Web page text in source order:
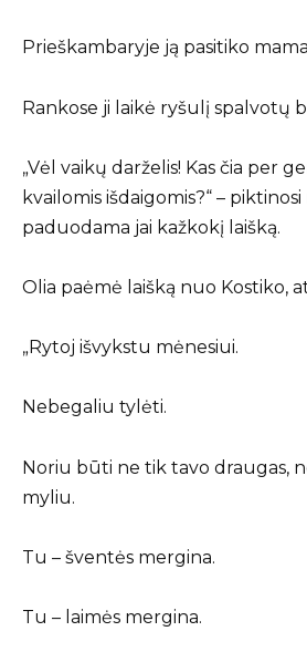
Prieškambaryje ją pasitiko
Rankose ji laikė ryšulį spalvotų
„Vėl vaikų darželis! Kas čia per
kvailomis išdaigomis?“ –
paduodama jai kažkokį laišką.
Olia paėmė laišką nuo Kostiko,
„Rytoj išvykstu mėnesiui.
Nebegaliu tylėti.
Noriu būti ne tik tavo draugas,
myliu.
Tu – šventės mergina.
Tu – laimės mergina.